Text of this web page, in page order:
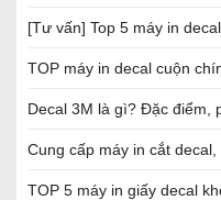
[Tư vấn] Top 5 máy in
TOP máy in decal cuộn
Decal 3M là gì? Đặc điểm,
Cung cấp máy in cắt
TOP 5 máy in giấy decal